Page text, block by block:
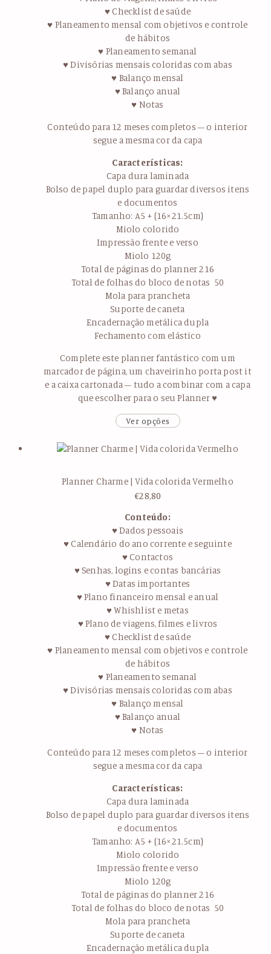
♥ Checklist de saúde
♥ Planeamento mensal com objetivos e controle
de hábitos
♥ Planeamento semanal
♥ Divisórias mensais coloridas com abas
♥ Balanço mensal
♥ Balanço anual
♥ Notas
Conteúdo para 12 meses completos – o interior
segue a mesma cor da capa
Características:
Capa dura laminada
Bolso de papel duplo para guardar diversos itens
e documentos
Tamanho: A5 + (16×21.5cm)
Miolo colorido
Impressão frente e verso
Miolo 120g
Total de páginas do planner 216
Total de folhas do bloco de notas 50
Mola para prancheta
Suporte de caneta
Encadernação metálica dupla
Fechamento com elástico
Complete este planner fantástico com um
marcador de página, um chaveirinho porta post it
e a caixa cartonada – tudo a combinar com a capa
que escolher para o seu Planner ♥
Ver opções
Planner Charme | Vida colorida Vermelho
€28,80
Conteúdo:
♥ Dados pessoais
♥ Calendário do ano corrente e seguinte
♥ Contactos
♥ Senhas, logins e contas bancárias
♥ Datas importantes
♥ Plano financeiro mensal e anual
♥ Whishlist e metas
♥ Plano de viagens, filmes e livros
♥ Checklist de saúde
♥ Planeamento mensal com objetivos e controle
de hábitos
♥ Planeamento semanal
♥ Divisórias mensais coloridas com abas
♥ Balanço mensal
♥ Balanço anual
♥ Notas
Conteúdo para 12 meses completos – o interior
segue a mesma cor da capa
Características:
Capa dura laminada
Bolso de papel duplo para guardar diversos itens
e documentos
Tamanho: A5 + (16×21.5cm)
Miolo colorido
Impressão frente e verso
Miolo 120g
Total de páginas do planner 216
Total de folhas do bloco de notas 50
Mola para prancheta
Suporte de caneta
Encadernação metálica dupla